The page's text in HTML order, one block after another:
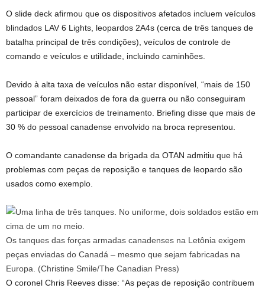
O slide deck afirmou que os dispositivos afetados incluem veículos
blindados LAV 6 Lights, leopardos 2A4s (cerca de três tanques de
batalha principal de três condições), veículos de controle de
comando e veículos e utilidade, incluindo caminhões.
Devido à alta taxa de veículos não estar disponível, “mais de 150
pessoal” foram deixados de fora da guerra ou não conseguiram
participar de exercícios de treinamento. Briefing disse que mais de
30 % do pessoal canadense envolvido na broca representou.
O comandante canadense da brigada da OTAN admitiu que há
problemas com peças de reposição e tanques de leopardo são
usados ​​como exemplo.
Os tanques das forças armadas canadenses na Letônia exigem
peças enviadas do Canadá – mesmo que sejam fabricadas na
Europa.
(Christine Smile/The Canadian Press)
O coronel Chris Reeves disse: “As peças de reposição contribuem